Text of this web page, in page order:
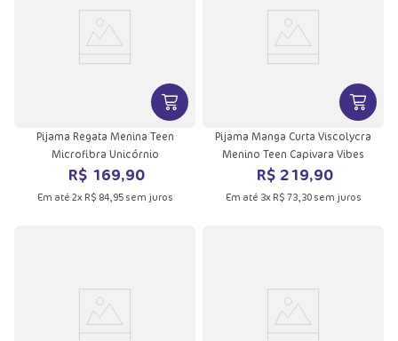
VER MAIS INFORMAÇÕES DO
Pijama Regata Menina Teen
Microfibra Unicórnio
R$ 169,90
Em até 2x R$ 84,95sem juros
VER
Pijama Manga Curta Viscolycra
Menino Teen Capivara Vibes
R$ 219,90
Em até 3x R$ 73,30sem juros